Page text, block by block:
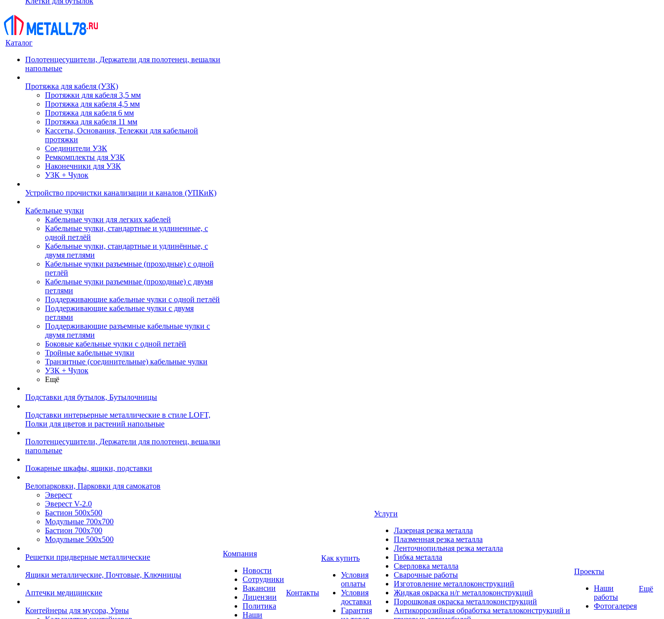
Каталог
Полотенцесушители, Держатели для полотенец, вешалки
напольные
Протяжка для кабеля (УЗК)
Протяжки для кабеля 3,5 мм
Протяжка для кабеля 4,5 мм
Протяжка для кабеля 6 мм
Протяжка для кабеля 11 мм
Кассеты, Основания, Тележки для кабельной
протяжки
Соединители УЗК
Ремкомплекты для УЗК
Наконечники для УЗК
УЗК + Чулок
Устройство прочистки канализации и каналов (УПКиК)
Кабельные чулки
Кабельные чулки для легких кабелей
Кабельные чулки, стандартные и удлиненные, с
одной петлёй
Кабельные чулки, стандартные и удлинённые, с
двумя петлями
Кабельные чулки разъемные (проходные) с одной
петлёй
Кабельные чулки разъемные (проходные) с двумя
петлями
Поддерживающие кабельные чулки с одной петлёй
Поддерживающие кабельные чулки с двумя
петлями
Поддерживающие разъемные кабельные чулки с
двумя петлями
Боковые кабельные чулки с одной петлёй
Тройные кабельные чулки
Транзитные (соединительные) кабельные чулки
УЗК + Чулок
Ещё
Подставки для бутылок, Бутылочницы
Подставки интерьерные металлические в стиле LOFT,
Полки для цветов и растений напольные
Полотенцесушители, Держатели для полотенец, вешалки
напольные
Пожарные шкафы, ящики, подставки
Велопарковки, Парковки для самокатов
Эверест
Эверест V-2.0
Бастион 500х500
Модульные 700х700
Бастион 700х700
Модульные 500х500
Решетки придверные металлические
Ящики металлические, Почтовые, Ключницы
Аптечки медицинские
Контейнеры для мусора, Урны
Компания
Новости
Сотрудники
Вакансии
Лицензии
Политика
Наши
Контакты
Как купить
Условия
оплаты
Условия
доставки
Гарантия
Услуги
Лазерная резка металла
Плазменная резка металла
Ленточнопильная резка металла
Гибка металла
Сверловка металла
Сварочные работы
Изготовление металлоконструкций
Жидкая окраска н/г металлоконструкций
Порошковая окраска металлоконструкций
Антикоррозийная обработка металлоконструкций и
Проекты
Наши
работы
Фотогалерея
Ещё